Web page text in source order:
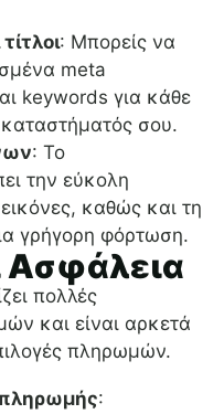
: Μπορείς να
meta
keywords για κάθε
σου.
: Το
την εύκολη
καθώς και τη
γρήγορη φόρτωση.
Ασφάλεια
πολλές
και είναι αρκετά
πληρωμών.
: